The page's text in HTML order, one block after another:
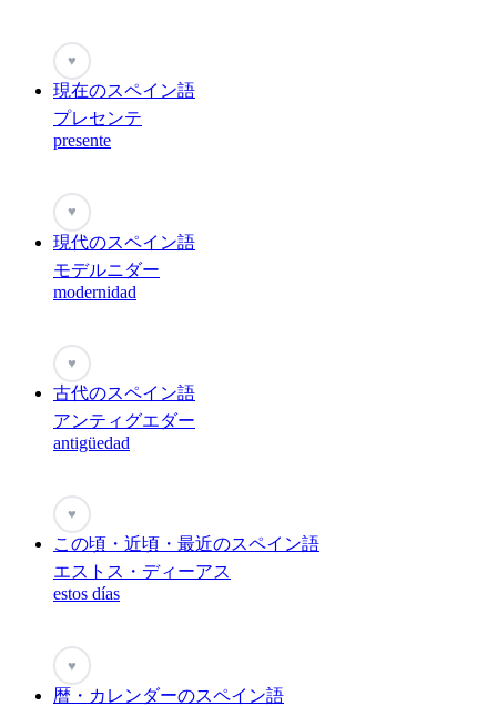
♥
現在のスペイン語
プレセンテ
presente
♥
現代のスペイン語
モデルニダー
modernidad
♥
古代のスペイン語
アンティグエダー
antigüedad
♥
この頃・近頃・最近のスペイン語
エストス・ディーアス
estos días
♥
暦・カレンダーのスペイン語